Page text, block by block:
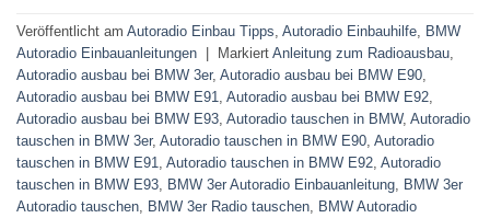
Veröffentlicht am Autoradio Einbau Tipps Autoradio Einbauhilfe
BMW
Autoradio Einbauanleitungen
Markiert Anleitung zum Radioausbau
Autoradio ausbau bei BMW 3er, Autoradio ausbau bei BMW E90
Autoradio ausbau bei BMW E91
Autoradio ausbau bei BMW E92
Autoradio ausbau bei BMW E93 Autoradio tauschen in BMW, Autoradio
tauschen in BMW 3er, Autoradio tauschen in BMW E90 Autoradio
tauschen in BMW E91
Autoradio tauschen in BMW E92 Autoradio
tauschen in BMW E93
BMW 3er Autoradio Einbauanleitung
BMW 3er
Autoradio tauschen
BMW 3er Radio tauschen
BMW Autoradio